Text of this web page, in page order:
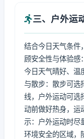
三、户外运
结合今日天气条件
顾安全性与体验感：
今日天气晴好、温
与散步：散步可选
线，户外运动可选
动前做好热身，运
示：户外运动时尽
环境安全的区域，